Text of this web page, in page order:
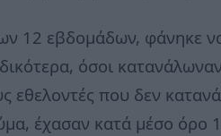
12 εβδομάδων, φάνηκε
όσοι
εθελοντές που δεν
έχασαν κατά μέσο όρο